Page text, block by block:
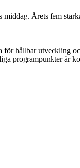
middag. Årets fem
hållbar utveckling
programpunkter